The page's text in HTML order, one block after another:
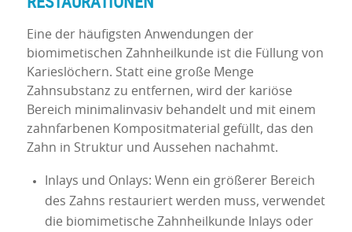
Eine der häufigsten Anwendungen der
biomimetischen Zahnheilkunde ist die Füllung von
Karieslöchern. Statt eine große Menge
Zahnsubstanz zu entfernen, wird der kariöse
Bereich minimalinvasiv behandelt und mit einem
zahnfarbenen Kompositmaterial gefüllt, das den
Zahn in Struktur und Aussehen nachahmt.
Inlays und Onlays: Wenn ein größerer Bereich
des Zahns restauriert werden muss, verwendet
die biomimetische Zahnheilkunde Inlays oder